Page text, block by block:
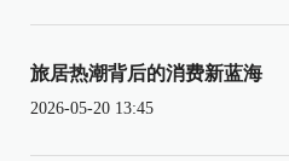
旅居热潮背后的消费新蓝海
2026-05-20 13:45